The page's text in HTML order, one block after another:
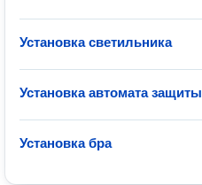
Установка светильника
Установка автомата защиты
Установка бра